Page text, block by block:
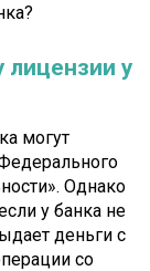
лицензии у
могут
Однако
у банка не
деньги с
со